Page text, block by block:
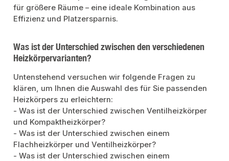
Modernisierungsheizkörper. Die Bauhöhen 400, 550 und 950 mm sind
speziell auf die Nabenabstände der alten DIN-Radiatoren abgestimmt. Es
stehen 16 verschiedene Baulängen zur Auswahl.
für größere Räume – eine ideale Kombination aus
Effizienz und Platzersparnis.
Was ist der Unterschied zwischen den verschiedenen
Heizkörpervarianten?
Untenstehend versuchen wir folgende Fragen zu
klären, um Ihnen die Auswahl des für Sie passenden
Heizkörpers zu erleichtern:
- Was ist der Unterschied zwischen Ventilheizkörper
und Kompaktheizkörper?
- Was ist der Unterschied zwischen einem
Flachheizkörper und Ventilheizkörper?
- Was ist der Unterschied zwischen einem